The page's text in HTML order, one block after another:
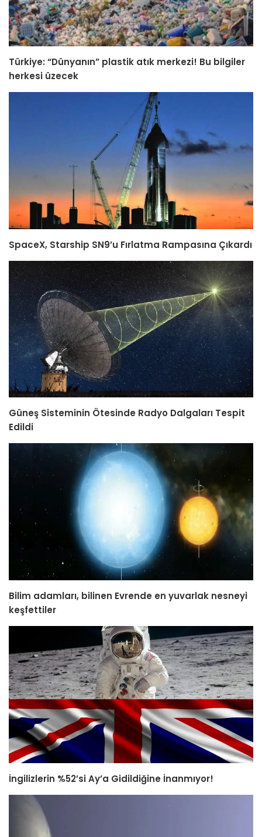
Türkiye: “Dünyanın” plastik atık merkezi! Bu bilgiler
herkesi üzecek
SpaceX, Starship SN9’u Fırlatma Rampasına Çıkardı
Güneş Sisteminin Ötesinde Radyo Dalgaları Tespit
Edildi
Bilim adamları, bilinen Evrende en yuvarlak nesneyi
keşfettiler
İngilizlerin %52’si Ay’a Gidildiğine İnanmıyor!